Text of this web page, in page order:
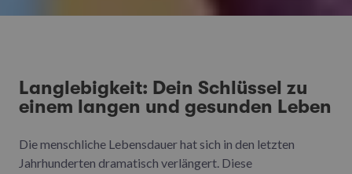
Langlebigkeit: Dein Schlüssel zu
einem langen und gesunden Leben
Die menschliche Lebensdauer hat sich in den letzten
Jahrhunderten dramatisch verlängert. Diese